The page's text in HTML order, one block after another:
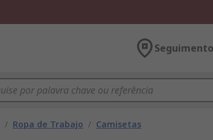
/ Ropa de Trabajo / Camisetas